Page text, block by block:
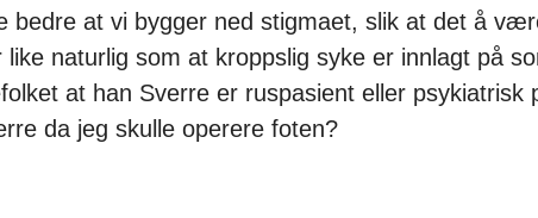
bedre at vi bygger ned stigmaet, slik at det å
naturlig som at kroppslig syke er innlagt på
at han Sverre er ruspasient eller psykiatrisk
da jeg skulle operere foten?